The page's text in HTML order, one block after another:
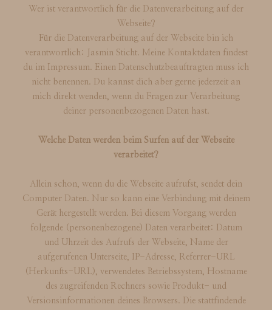
Wer ist verantwortlich für die Datenverarbeitung auf der
Webseite?
Für die Datenverarbeitung auf der Webseite bin ich
verantwortlich: Jasmin Sticht. Meine Kontaktdaten findest
du im Impressum. Einen Datenschutzbeauftragten muss ich
nicht benennen. Du kannst dich aber gerne jederzeit an
mich direkt wenden, wenn du Fragen zur Verarbeitung
deiner personenbezogenen Daten hast.
Welche Daten werden beim Surfen auf der Webseite
verarbeitet?
Allein schon, wenn du die Webseite aufrufst, sendet dein
Computer Daten. Nur so kann eine Verbindung mit deinem
Gerät hergestellt werden. Bei diesem Vorgang werden
folgende (personenbezogene) Daten verarbeitet: Datum
und Uhrzeit des Aufrufs der Webseite, Name der
aufgerufenen Unterseite, IP-Adresse, Referrer-URL
(Herkunfts-URL), verwendetes Betriebssystem, Hostname
des zugreifenden Rechners sowie Produkt- und
Versionsinformationen deines Browsers. Die stattfindende